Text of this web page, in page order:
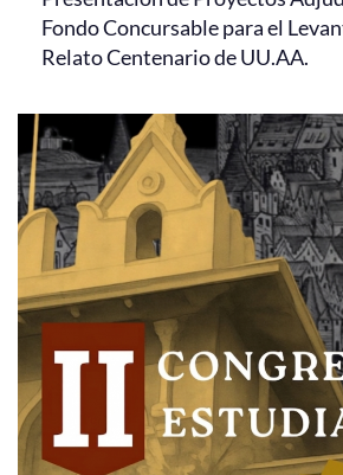
Fondo Concursable para el
Relato Centenario de UU.AA.